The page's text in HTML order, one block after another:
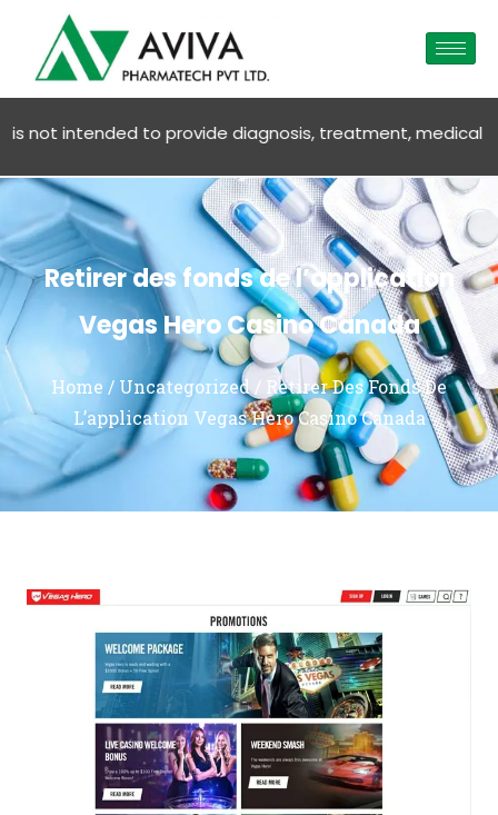
to provide diagnosis, treatment, medical advice
Retirer des fonds de l’application
Vegas Hero Casino Canada
Home / Uncategorized / Retirer Des Fonds De
L’application Vegas Hero Casino Canada